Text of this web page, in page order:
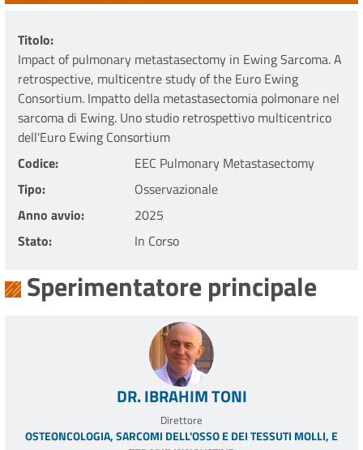
Titolo
Impact of pulmonary metastasectomy in Ewing Sarcoma. A
retrospective, multicentre study of the Euro Ewing
Consortium. Impatto della metastasectomia polmonare nel
sarcoma di Ewing. Uno studio retrospettivo multicentrico
dell'Euro Ewing Consortium
Codice
EEC Pulmonary Metastasectomy
Tipo
Osservazionale
Anno avvio
2025
Stato
In Corso
Sperimentatore principale
DR. IBRAHIM TONI
Direttore
OSTEONCOLOGIA, SARCOMI DELL'OSSO E DEI TESSUTI MOLLI, E